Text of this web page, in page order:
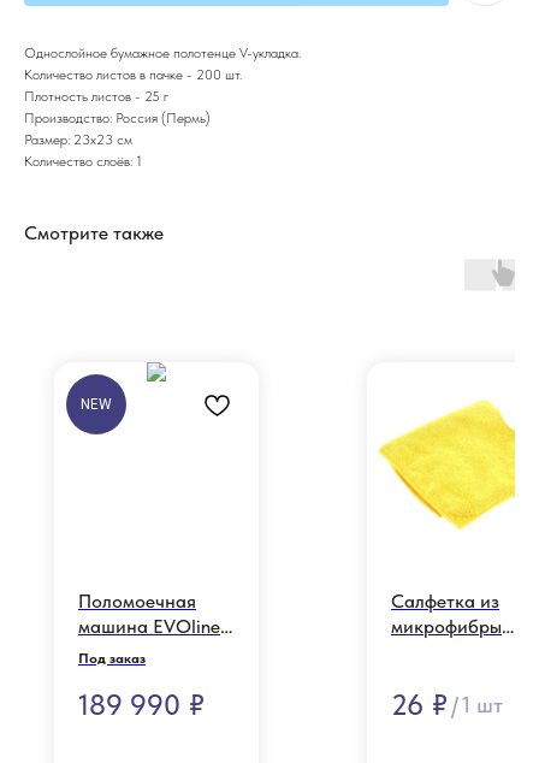
Однослойное бумажное полотенце V-укладка.
Количество листов в пачке - 200 шт.
Плотность листов - 25 г
Производство: Россия (Пермь)
Размер: 23х23 см
Количество слоёв: 1
Смотрите также
NEW
Поломоечная
машина EVOline
SDB 530 (ПОД
Под заказ
189 990 ₽
Салфетка из
микрофибры
26 ₽ /1 шт